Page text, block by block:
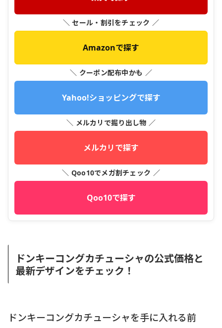
＼ セール・割引をチェック ／
Amazonで探す
＼ クーポン配布中かも ／
Yahoo!ショッピングで探す
＼ メルカリで掘り出し物 ／
メルカリで探す
＼ Qoo10でメガ割チェック ／
Qoo10で探す
ドンキーコングカチューシャの公式価格と
最新デザインをチェック！
ドンキーコングカチューシャを手に入れる前